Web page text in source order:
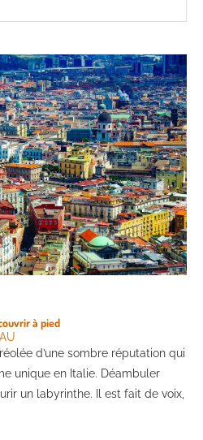
à pied
d’une sombre réputation qui
unique en Italie. Déambuler
un labyrinthe. Il est fait de voix,